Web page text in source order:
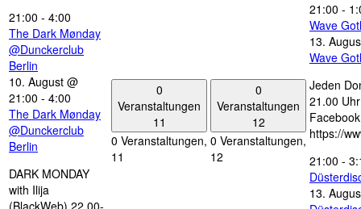
21:00 - 4:00
The Dark Mønday
@Dunckerclub
Berlin
10. August @
21:00 - 4:00
The Dark Mønday
@Dunckerclub
Berlin
DARK MONDAY
with Ilija
0
Veranstaltungen
11
0 Veranstaltungen,
11
0
Veranstaltungen
12
0 Veranstaltungen,
12
21:00 -
Wave
13.
Wave
Jeden
21.00
https://
21:00 -
13.